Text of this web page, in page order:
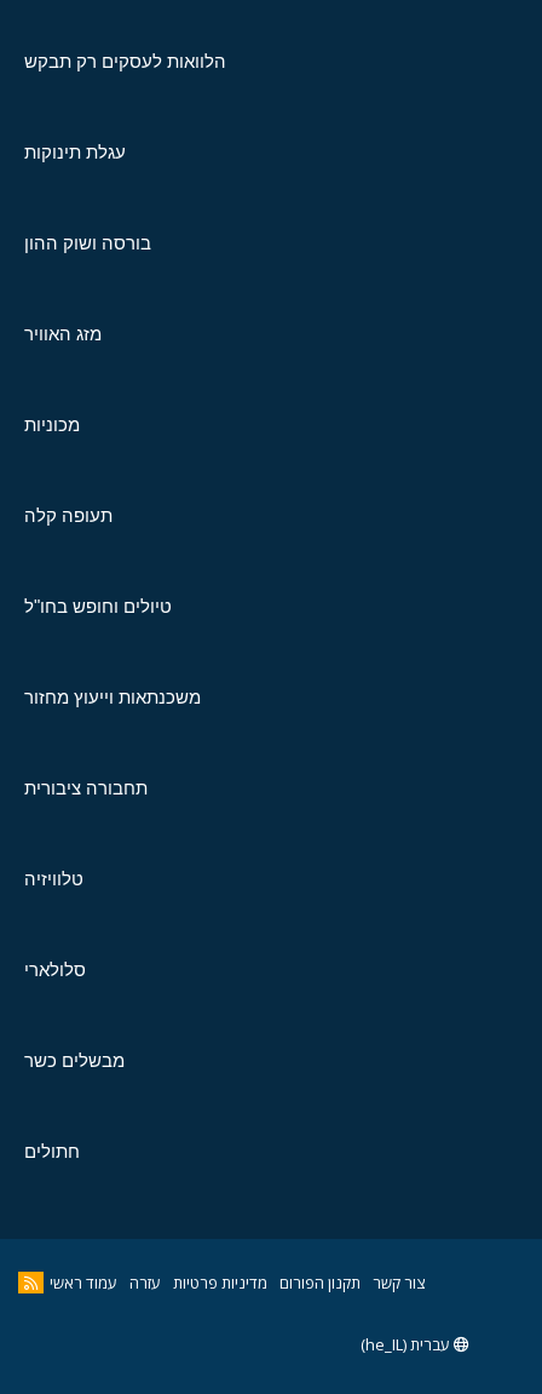
הלוואות לעסקים רק תבקש
עגלת תינוקות
בורסה ושוק ההון
מזג האוויר
מכוניות
תעופה קלה
טיולים וחופש בחו"ל
משכנתאות וייעוץ מחזור
תחבורה ציבורית
טלוויזיה
סלולארי
מבשלים כשר
חתולים
צור קשר תקנון הפורום מדיניות פרטיות עזרה עמוד ראשי
עברית (he_IL)